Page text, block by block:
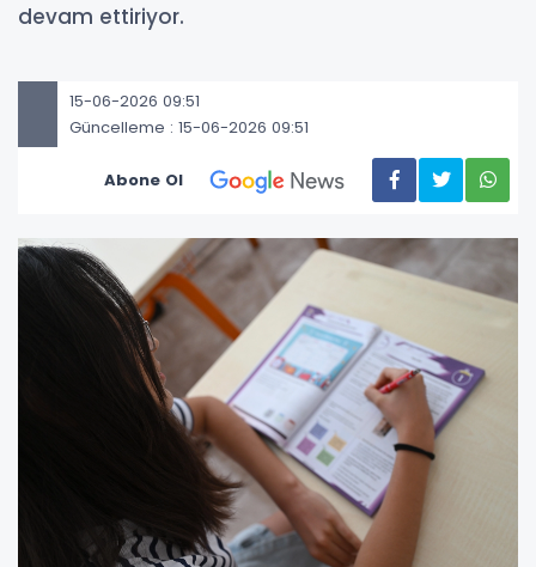
devam ettiriyor.
15-06-2026 09:51
Güncelleme : 15-06-2026 09:51
Abone Ol